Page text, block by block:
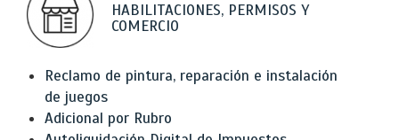
HABILITACIONES, PERMISOS Y
COMERCIO
Reclamo de pintura, reparación e instalación
de juegos
Adicional por Rubro